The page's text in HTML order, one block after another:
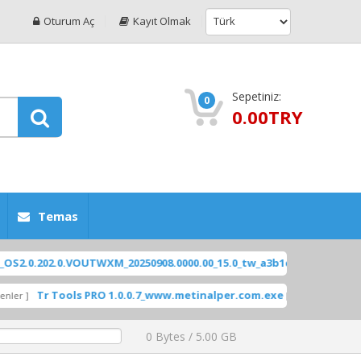
Oturum Aç Kayıt Olmak
0 Sepetiniz:
0.00TRY
Temas
PRO 1.0.0.7_www.metinalper.com.exe [ 460 İndirilenler ]
0 Bytes / 5.00 GB